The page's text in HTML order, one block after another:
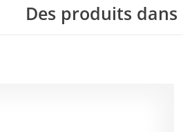
Des produits